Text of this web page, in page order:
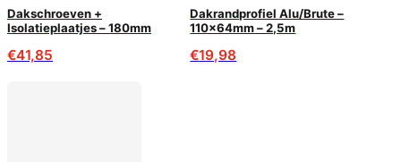
Dakschroeven +
Isolatieplaatjes – 180mm
€41,85
Dakrandprofiel Alu/Brute –
110x64mm – 2,5m
€19,98